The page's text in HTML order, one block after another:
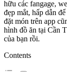
hữu các fangage,
đẹp mắt, hấp dẫn
đặt món trên app
hình đồ ăn tại Cần
của bạn rồi.
Contents